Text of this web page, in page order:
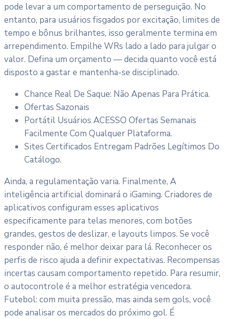
pode levar a um comportamento de perseguição. No
entanto, para usuários fisgados por excitação, limites de
tempo e bônus brilhantes, isso geralmente termina em
arrependimento. Empilhe WRs lado a lado para julgar o
valor. Defina um orçamento — decida quanto você está
disposto a gastar e mantenha-se disciplinado.
Chance Real De Saque: Não Apenas Para Prática.
Ofertas Sazonais
Portátil Usuários ACESSO Ofertas Semanais
Facilmente Com Qualquer Plataforma.
Sites Certificados Entregam Padrões Legítimos Do
Catálogo.
Ainda, a regulamentação varia. Finalmente, A
inteligência artificial dominará o iGaming. Criadores de
aplicativos configuram esses aplicativos
especificamente para telas menores, com botões
grandes, gestos de deslizar, e layouts limpos. Se você
responder não, é melhor deixar para lá. Reconhecer os
perfis de risco ajuda a definir expectativas. Recompensas
incertas causam comportamento repetido. Para resumir,
o autocontrole é a melhor estratégia vencedora.
Futebol: com muita pressão, mas ainda sem gols, você
pode analisar os mercados do próximo gol. É